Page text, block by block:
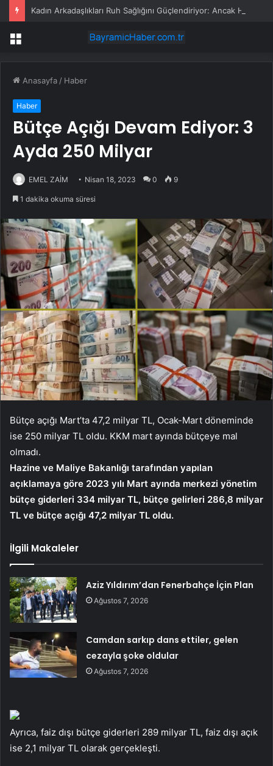
Menü
Anasayfa / Haber
Haber
Bütçe Açığı Devam Ediyor: 3
Ayda 250 Milyar
EMEL ZAİM Nisan 18, 2023 0 9
1 dakika okuma süresi
Bütçe açığı Mart’ta 47,2 milyar TL, Ocak-Mart döneminde
ise 250 milyar TL oldu. KKM mart ayında bütçeye mal
olmadı.
Hazine ve Maliye Bakanlığı tarafından yapılan
açıklamaya göre 2023 yılı Mart ayında merkezi yönetim
bütçe giderleri 334 milyar TL, bütçe gelirleri 286,8 milyar
TL ve bütçe açığı 47,2 milyar TL oldu.
İlgili Makaleler
Aziz Yıldırım’dan Fenerbahçe İçin Plan
Ağustos 7, 2026
Camdan sarkıp dans ettiler, gelen
cezayla şoke oldular
Ağustos 7, 2026
Ayrıca, faiz dışı bütçe giderleri 289 milyar TL, faiz dışı açık
ise 2,1 milyar TL olarak gerçekleşti.